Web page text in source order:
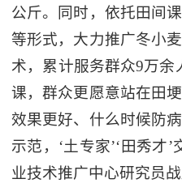
公斤。同时，依托田间
等形式，大力推广冬小
术，累计服务群众9万余
课，群众更愿意站在田
效果更好、什么时候防
示范，‘土专家’‘田秀才
业技术推广中心研究员战